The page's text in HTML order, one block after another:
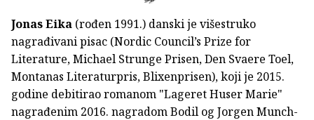
Jonas Eika (rođen 1991.) danski je višestruko
nagrađivani pisac (Nordic Council’s Prize for
Literature, Michael Strunge Prisen, Den Svaere Toel,
Montanas Literaturpris, Blixenprisen), koji je 2015.
godine debitirao romanom "Lageret Huser Marie"
nagrađenim 2016. nagradom Bodil og Jorgen Munch-